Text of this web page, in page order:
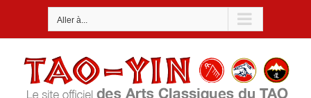
Aller à...